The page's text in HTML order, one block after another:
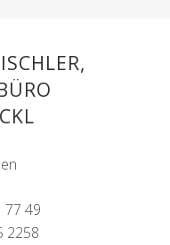
77 49
2258